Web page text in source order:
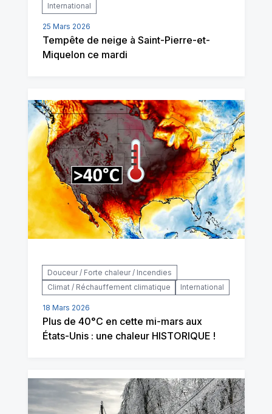
International
25 Mars 2026
Tempête de neige à Saint-Pierre-et-
Miquelon ce mardi
Douceur / Forte chaleur / Incendies
Climat / Réchauffement climatique
International
18 Mars 2026
Plus de 40°C en cette mi-mars aux
États-Unis : une chaleur HISTORIQUE !